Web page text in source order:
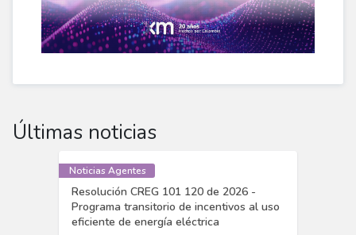
Últimas noticias
Noticias Agentes
Resolución CREG 101 120 de 2026 -
Programa transitorio de incentivos al uso
eficiente de energía eléctrica